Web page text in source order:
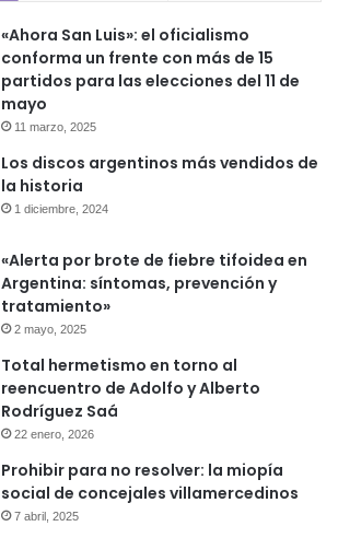
«Ahora San Luis»: el oficialismo
conforma un frente con más de 15
partidos para las elecciones del 11 de
mayo
11 marzo, 2025
Los discos argentinos más vendidos de
la historia
1 diciembre, 2024
«Alerta por brote de fiebre tifoidea en
Argentina: síntomas, prevención y
tratamiento»
2 mayo, 2025
Total hermetismo en torno al
reencuentro de Adolfo y Alberto
Rodríguez Saá
22 enero, 2026
Prohibir para no resolver: la miopía
social de concejales villamercedinos
7 abril, 2025